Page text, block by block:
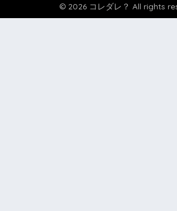
© 2026 コレダレ？ All rights